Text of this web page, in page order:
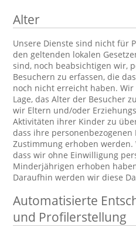
Alter
Unsere Dienste sind nicht für
den geltenden lokalen
sind, noch beabsichtigen wir,
Besuchern zu erfassen, die
noch nicht erreicht haben.
Lage, das Alter der Besucher
wir Eltern und/oder
Aktivitäten ihrer Kinder zu
dass ihre
Zustimmung erhoben
dass wir ohne Einwilligung
Minderjährigen erhoben
Daraufhin werden wir diese
Automatisierte
und Profilerstellung